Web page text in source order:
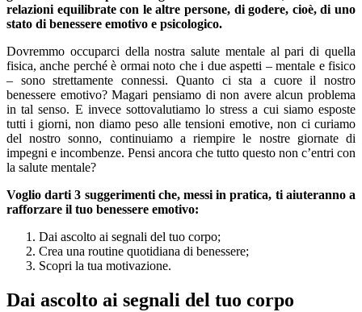
relazioni equilibrate con le altre persone, di godere, cioè, di uno
stato di benessere emotivo e psicologico.
Dovremmo occuparci della nostra salute mentale al pari di quella
fisica, anche perché è ormai noto che i due aspetti – mentale e fisico
– sono strettamente connessi. Quanto ci sta a cuore il nostro
benessere emotivo? Magari pensiamo di non avere alcun problema
in tal senso. E invece sottovalutiamo lo stress a cui siamo esposte
tutti i giorni, non diamo peso alle tensioni emotive, non ci curiamo
del nostro sonno, continuiamo a riempire le nostre giornate di
impegni e incombenze. Pensi ancora che tutto questo non c’entri con
la salute mentale?
Voglio darti 3 suggerimenti che, messi in pratica, ti aiuteranno a
rafforzare il tuo benessere emotivo:
Dai ascolto ai segnali del tuo corpo;
Crea una routine quotidiana di benessere;
Scopri la tua motivazione.
Dai ascolto ai segnali del tuo corpo